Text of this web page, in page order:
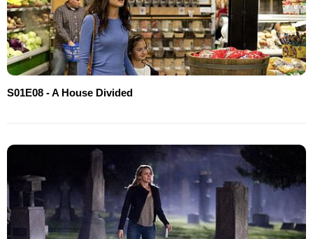
S01E08 - A House Divided